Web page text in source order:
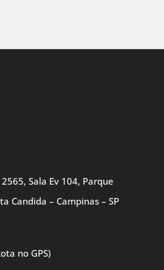
Sala Ev 104, Parque
Candida – Campinas – SP
no GPS)